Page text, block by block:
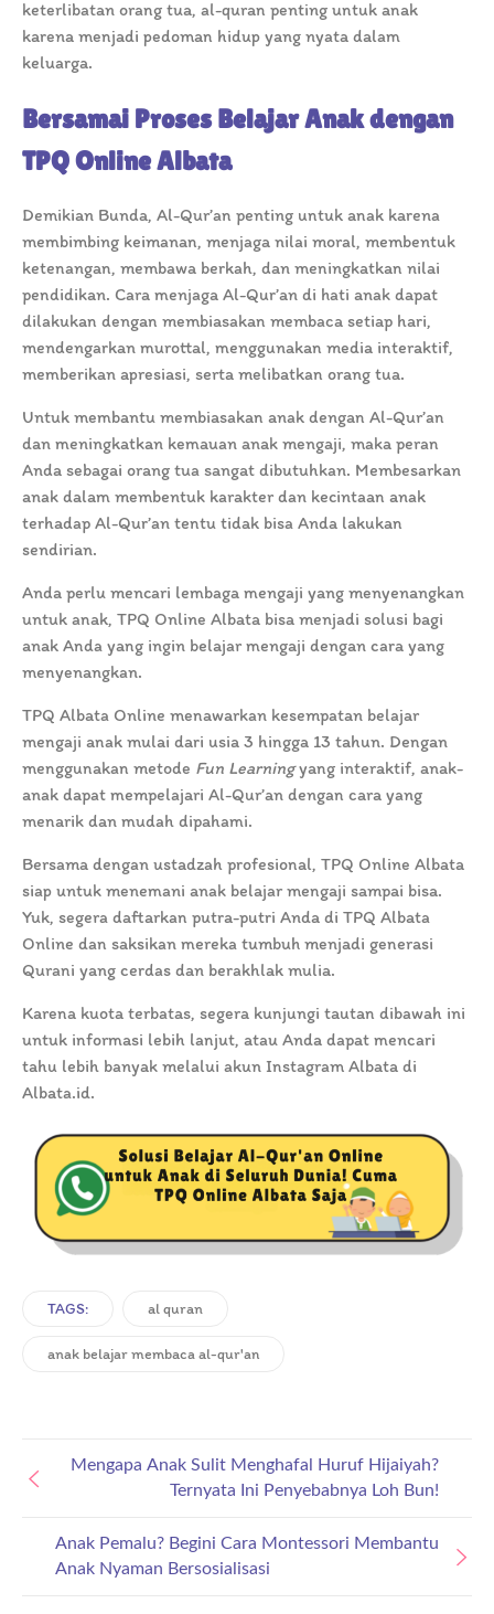
keterlibatan orang tua, al-quran penting untuk anak
karena menjadi pedoman hidup yang nyata dalam
keluarga.
Bersamai Proses Belajar Anak dengan
TPQ Online Albata
Demikian Bunda, Al-Qur’an penting untuk anak karena
membimbing keimanan, menjaga nilai moral, membentuk
ketenangan, membawa berkah, dan meningkatkan nilai
pendidikan. Cara menjaga Al-Qur’an di hati anak dapat
dilakukan dengan membiasakan membaca setiap hari,
mendengarkan murottal, menggunakan media interaktif,
memberikan apresiasi, serta melibatkan orang tua.
Untuk membantu membiasakan anak dengan Al-Qur’an
dan meningkatkan kemauan anak mengaji, maka peran
Anda sebagai orang tua sangat dibutuhkan. Membesarkan
anak dalam membentuk karakter dan kecintaan anak
terhadap Al-Qur’an tentu tidak bisa Anda lakukan
sendirian.
Anda perlu mencari lembaga mengaji yang menyenangkan
untuk anak, TPQ Online Albata bisa menjadi solusi bagi
anak Anda yang ingin belajar mengaji dengan cara yang
menyenangkan.
TPQ Albata Online menawarkan kesempatan belajar
mengaji anak mulai dari usia 3 hingga 13 tahun. Dengan
menggunakan metode Fun Learningyang interaktif, anak-
anak dapat mempelajari Al-Qur’an dengan cara yang
menarik dan mudah dipahami.
Bersama dengan ustadzah profesional, TPQ Online Albata
siap untuk menemani anak belajar mengaji sampai bisa.
Yuk, segera daftarkan putra-putri Anda di TPQ Albata
Online dan saksikan mereka tumbuh menjadi generasi
Qurani yang cerdas dan berakhlak mulia.
Karena kuota terbatas, segera kunjungi tautan dibawah ini
untuk informasi lebih lanjut, atau Anda dapat mencari
tahu lebih banyak melalui akun Instagram Albata di
Albata.id.
TAGS: al quran
anak belajar membaca al-qur'an
Anak Pemalu? Begini Cara Montessori Membantu
Anak Nyaman Bersosialisasi
Mengapa Anak Sulit Menghafal Huruf Hijaiyah?
Ternyata Ini Penyebabnya Loh Bun!